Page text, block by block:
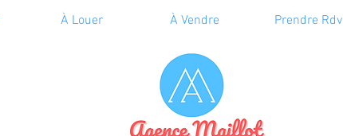
À Louer À Vendre Prendre Rdv